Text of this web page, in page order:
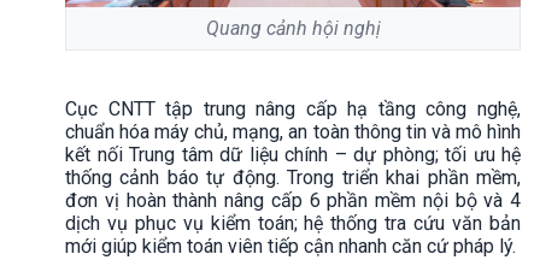
Quang cảnh hội nghị
Cục CNTT tập trung nâng cấp hạ tầng công nghệ,
chuẩn hóa máy chủ, mạng, an toàn thông tin và mô hình
kết nối Trung tâm dữ liệu chính – dự phòng; tối ưu hệ
thống cảnh báo tự động. Trong triển khai phần mềm,
đơn vị hoàn thành nâng cấp 6 phần mềm nội bộ và 4
dịch vụ phục vụ kiểm toán; hệ thống tra cứu văn bản
mới giúp kiểm toán viên tiếp cận nhanh căn cứ pháp lý.